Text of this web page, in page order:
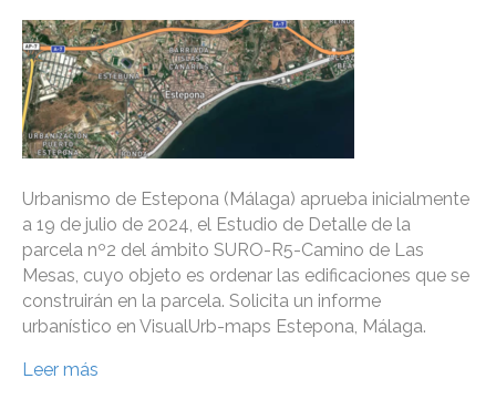
Urbanismo de Estepona (Málaga) aprueba inicialmente
a 19 de julio de 2024, el Estudio de Detalle de la
parcela nº2 del ámbito SURO-R5-Camino de Las
Mesas, cuyo objeto es ordenar las edificaciones que se
construirán en la parcela. Solicita un informe
urbanístico en VisualUrb-maps Estepona, Málaga.
Leer más